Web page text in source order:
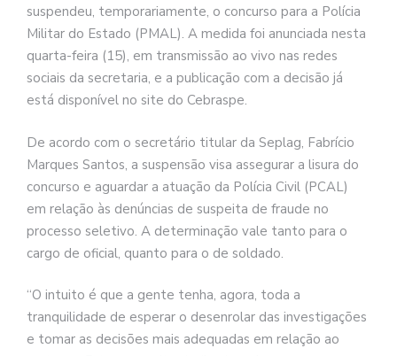
suspendeu, temporariamente, o concurso para a Polícia
Militar do Estado (PMAL). A medida foi anunciada nesta
quarta-feira (15), em transmissão ao vivo nas redes
sociais da secretaria, e a publicação com a decisão já
está disponível no site do Cebraspe.
De acordo com o secretário titular da Seplag, Fabrício
Marques Santos, a suspensão visa assegurar a lisura do
concurso e aguardar a atuação da Polícia Civil (PCAL)
em relação às denúncias de suspeita de fraude no
processo seletivo. A determinação vale tanto para o
cargo de oficial, quanto para o de soldado.
“O intuito é que a gente tenha, agora, toda a
tranquilidade de esperar o desenrolar das investigações
e tomar as decisões mais adequadas em relação ao